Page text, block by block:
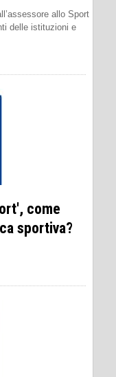
allo Sport
delle istituzioni e
come
sportiva?